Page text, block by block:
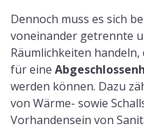
Dennoch muss es sich
voneinander getrennte
Räumlichkeiten handeln,
für eine
werden können. Dazu
von Wärme- sowie
Vorhandensein von